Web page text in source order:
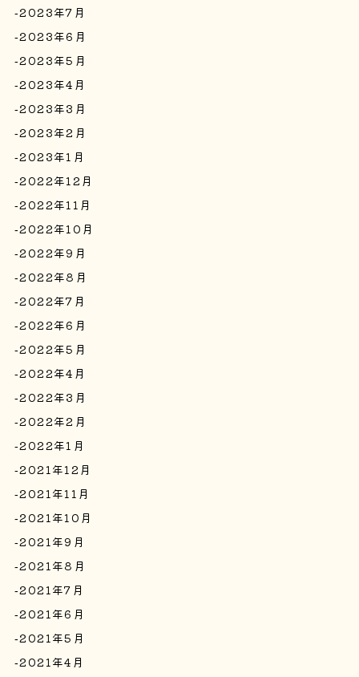
2023年7月
2023年6月
2023年5月
2023年4月
2023年3月
2023年2月
2023年1月
2022年12月
2022年11月
2022年10月
2022年9月
2022年8月
2022年7月
2022年6月
2022年5月
2022年4月
2022年3月
2022年2月
2022年1月
2021年12月
2021年11月
2021年10月
2021年9月
2021年8月
2021年7月
2021年6月
2021年5月
2021年4月